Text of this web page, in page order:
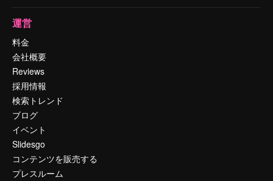
運営
料金
会社概要
Reviews
採用情報
検索トレンド
ブログ
イベント
Slidesgo
コンテンツを販売する
プレスルーム